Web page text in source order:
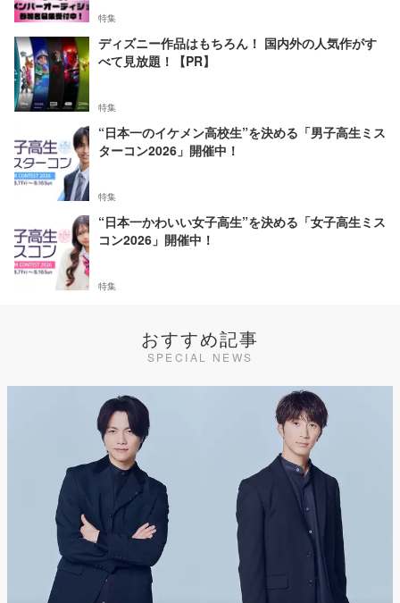
特集
ディズニー作品はもちろん！ 国内外の人気作がす
べて見放題！【PR】
特集
“日本一のイケメン高校生”を決める「男子高生ミス
ターコン2026」開催中！
特集
“日本一かわいい女子高生”を決める「女子高生ミス
コン2026」開催中！
特集
おすすめ記事
SPECIAL NEWS